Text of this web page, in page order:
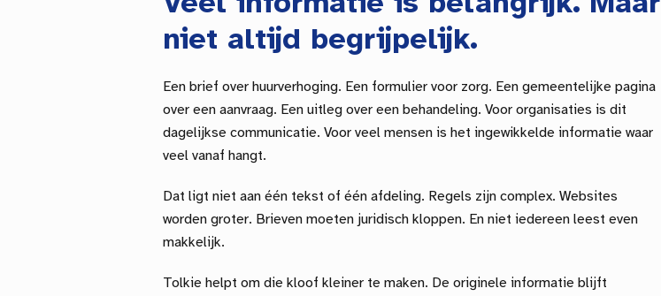
niet altijd begrijpelijk.
Een brief over huurverhoging. Een formulier voor zorg. Een gemeentelijke pagina
over een aanvraag. Een uitleg over een behandeling. Voor organisaties is dit
dagelijkse communicatie. Voor veel mensen is het ingewikkelde informatie waar
veel vanaf hangt.
Dat ligt niet aan één tekst of één afdeling. Regels zijn complex. Websites
worden groter. Brieven moeten juridisch kloppen. En niet iedereen leest even
makkelijk.
Tolkie helpt om die kloof kleiner te maken. De originele informatie blijft